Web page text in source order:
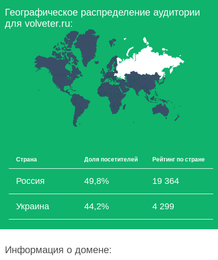
Географическое распределение аудитории
для volveter.ru:
Страна Доля посетителей Рейтинг по стране
Россия 49,8% 19 364
Украина 44,2% 4 299
Информация о домене: